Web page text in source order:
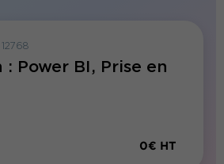
12768
Power BI, Prise en
0€ HT